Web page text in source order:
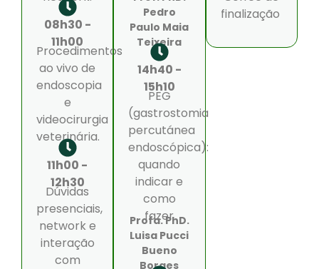
08h30 -
11h00
Procedimentos
ao vivo de
endoscopia
e
videocirurgia
veterinária.
11h00 -
12h30
Dúvidas
presenciais,
network e
interação
com
Pedro
Paulo Maia
Teixeira
14h40 -
15h10
PEG
(gastrostomia
percutánea
endoscópica):
quando
indicar e
como
fazer
Profa. PhD.
Luisa Pucci
Bueno
Borges
finalização